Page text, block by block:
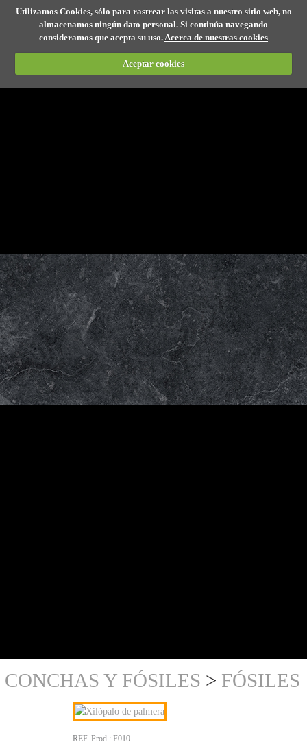
Utilizamos Cookies, sólo para rastrear las visitas a nuestro sitio web, no
almacenamos ningún dato personal. Si continúa navegando
consideramos que acepta su uso. Acerca de nuestras cookies
Aceptar cookies
CONCHAS Y FÓSILES > FÓSILES
REF. Prod.: F010